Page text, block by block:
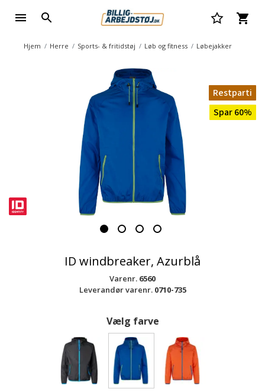
Hjem Herre Sports- & fritidstøj Løb og fitness Løbejakker
Restparti
Spar 60%
ID windbreaker, Azurblå
Varenr. 6560
Leverandør varenr. 0710-735
Vælg farve